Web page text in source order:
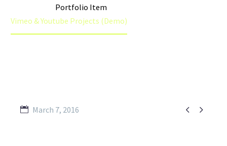
PROJECTS
Portfolio Item
Vimeo & Youtube Projects (Demo)
 
March 7, 2016